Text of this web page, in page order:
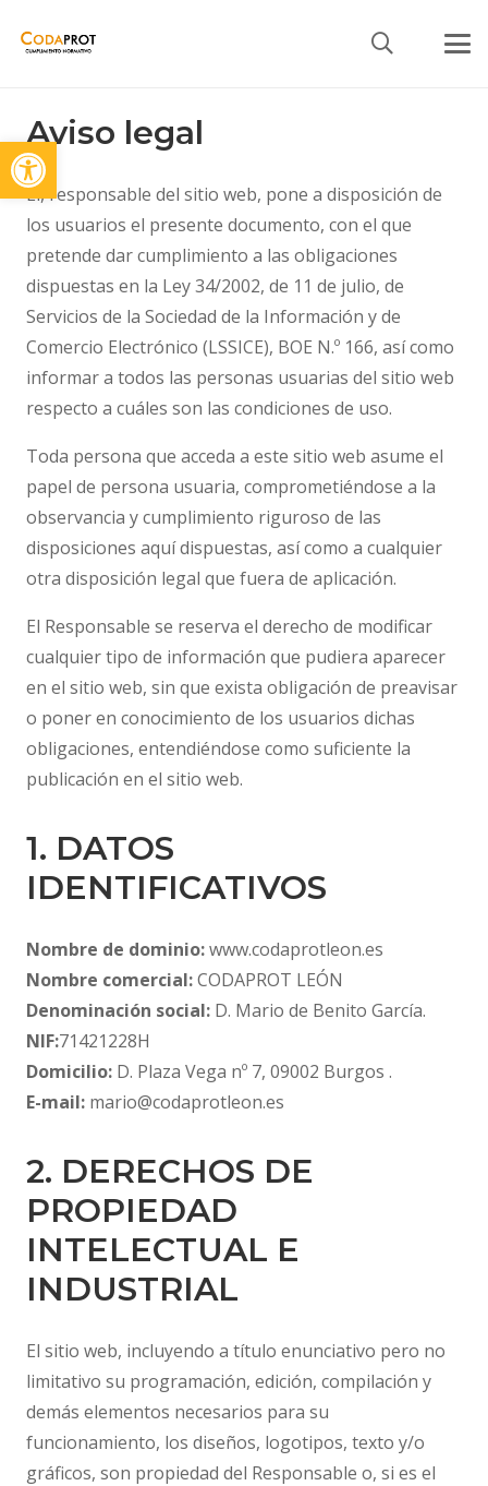
Abrir barra de herramientas
Aviso legal
El, responsable del sitio web, pone a disposición de
los usuarios el presente documento, con el que
pretende dar cumplimiento a las obligaciones
dispuestas en la Ley 34/2002, de 11 de julio, de
Servicios de la Sociedad de la Información y de
Comercio Electrónico (LSSICE), BOE N.º 166, así como
informar a todos las personas usuarias del sitio web
respecto a cuáles son las condiciones de uso.
Toda persona que acceda a este sitio web asume el
papel de persona usuaria, comprometiéndose a la
observancia y cumplimiento riguroso de las
disposiciones aquí dispuestas, así como a cualquier
otra disposición legal que fuera de aplicación.
El Responsable se reserva el derecho de modificar
cualquier tipo de información que pudiera aparecer
en el sitio web, sin que exista obligación de preavisar
o poner en conocimiento de los usuarios dichas
obligaciones, entendiéndose como suficiente la
publicación en el sitio web.
1. DATOS
IDENTIFICATIVOS
Nombre de dominio:www.codaprotleon.es
Nombre comercial:CODAPROT LEÓN
Denominación social: D. Mario de Benito García.
NIF:71421228H
Domicilio: D. Plaza Vega nº 7, 09002 Burgos .
E-mail: mario@codaprotleon.es
2. DERECHOS DE
PROPIEDAD
INTELECTUAL E
INDUSTRIAL
El sitio web, incluyendo a título enunciativo pero no
limitativo su programación, edición, compilación y
demás elementos necesarios para su
funcionamiento, los diseños, logotipos, texto y/o
gráficos, son propiedad del Responsable o, si es el